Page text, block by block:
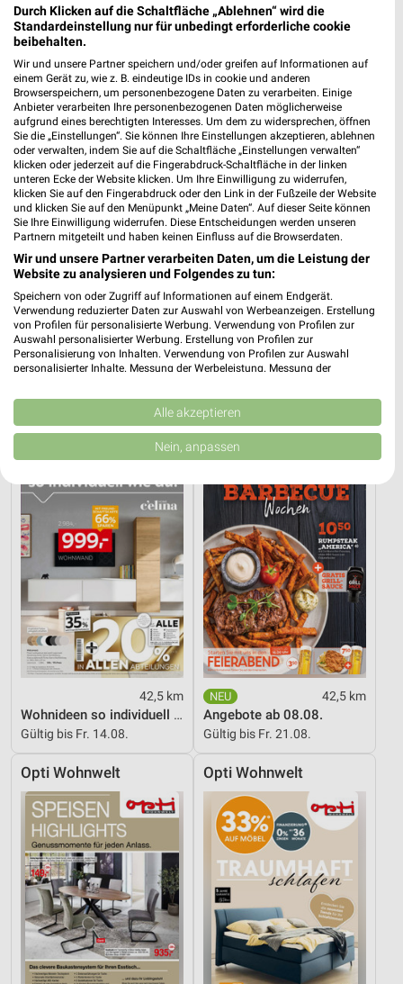
42,5 km
Küchen Preishits!
Gültig bis Fr. 21.08.
42,5 km
Angebote ab 08.08.
XXXLutz
42,5 km
Gartenmöbel-Abverkauf
XXXLutz
42,5 km
Musterring
XXXLutz
42,5 km
Wohnideen so individuell wie du!
Gültig bis Fr. 14.08.
XXXLutz
42,5 km
Angebote ab 08.08.
Gültig bis Fr. 21.08.
Opti Wohnwelt Opti Wohnwelt
Durch Klicken auf die Schaltfläche „Ablehnen“ wird die
Standardeinstellung nur für unbedingt erforderliche cookie
beibehalten.
Wir und unsere Partner speichern und/oder greifen auf Informationen auf
einem Gerät zu, wie z. B. eindeutige IDs in cookie und anderen
Browserspeichern, um personenbezogene Daten zu verarbeiten. Einige
Anbieter verarbeiten Ihre personenbezogenen Daten möglicherweise
aufgrund eines berechtigten Interesses. Um dem zu widersprechen, öffnen
Sie die „Einstellungen“. Sie können Ihre Einstellungen akzeptieren, ablehnen
oder verwalten, indem Sie auf die Schaltfläche „Einstellungen verwalten“
klicken oder jederzeit auf die Fingerabdruck-Schaltfläche in der linken
unteren Ecke der Website klicken. Um Ihre Einwilligung zu widerrufen,
klicken Sie auf den Fingerabdruck oder den Link in der Fußzeile der Website
und klicken Sie auf den Menüpunkt „Meine Daten“. Auf dieser Seite können
Sie Ihre Einwilligung widerrufen. Diese Entscheidungen werden unseren
Partnern mitgeteilt und haben keinen Einfluss auf die Browserdaten.
Wir und unsere Partner verarbeiten Daten, um die Leistung der
Website zu analysieren und Folgendes zu tun:
Speichern von oder Zugriff auf Informationen auf einem Endgerät.
Verwendung reduzierter Daten zur Auswahl von Werbeanzeigen. Erstellung
von Profilen für personalisierte Werbung. Verwendung von Profilen zur
Auswahl personalisierter Werbung. Erstellung von Profilen zur
Personalisierung von Inhalten. Verwendung von Profilen zur Auswahl
personalisierter Inhalte. Messung der Werbeleistung. Messung der
Kombinationen von Daten aus verschiedenen Quellen. Entwicklung und
Verbesserung der Angebote. Verwendung reduzierter Daten zur Auswahl
von Inhalten.
Daten können außerhalb der Europäischen Union weitergegeben und in die
USA gesendet werden.
Website/App.
Partnerliste anzeigen (1 IAB-Anbieter)
Wir nutzen Ihre Daten für folgende Zwecke:
IAB-Verarbeitungszwecke:
Speichern von oder Zugriff auf Informationen
auf einem Endgerät
Verwendung reduzierter Daten zur Auswahl von
Werbeanzeigen
Erstellung von Profilen für personalisierte
Verwendung von Profilen zur Auswahl
Erstellung von Profilen zur Personalisierung
von Inhalten
Verwendung von Profilen zur Auswahl
personalisierter Inhalte
Messung der Werbeleistung
Messung der Performance von Inhalten
Analyse von Zielgruppen durch Statistiken oder
Alle akzeptieren
Nein, anpassen